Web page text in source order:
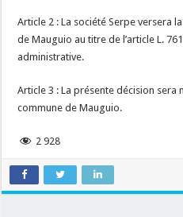
Article 2 : La société Serpe versera
de Mauguio au titre de l’article L.
administrative.
Article 3 : La présente décision sera
commune de Mauguio.
2 928